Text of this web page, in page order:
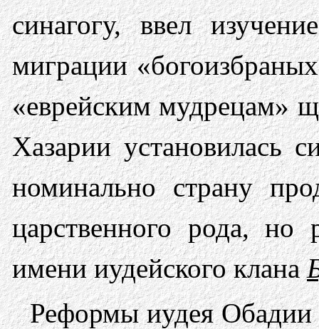
синагогу, ввел
миграции
«еврейским мудрецам»
Хазарии установилась
номинально страну
царственного рода, но
имени иудейского клана
Реформы иудея Обадии